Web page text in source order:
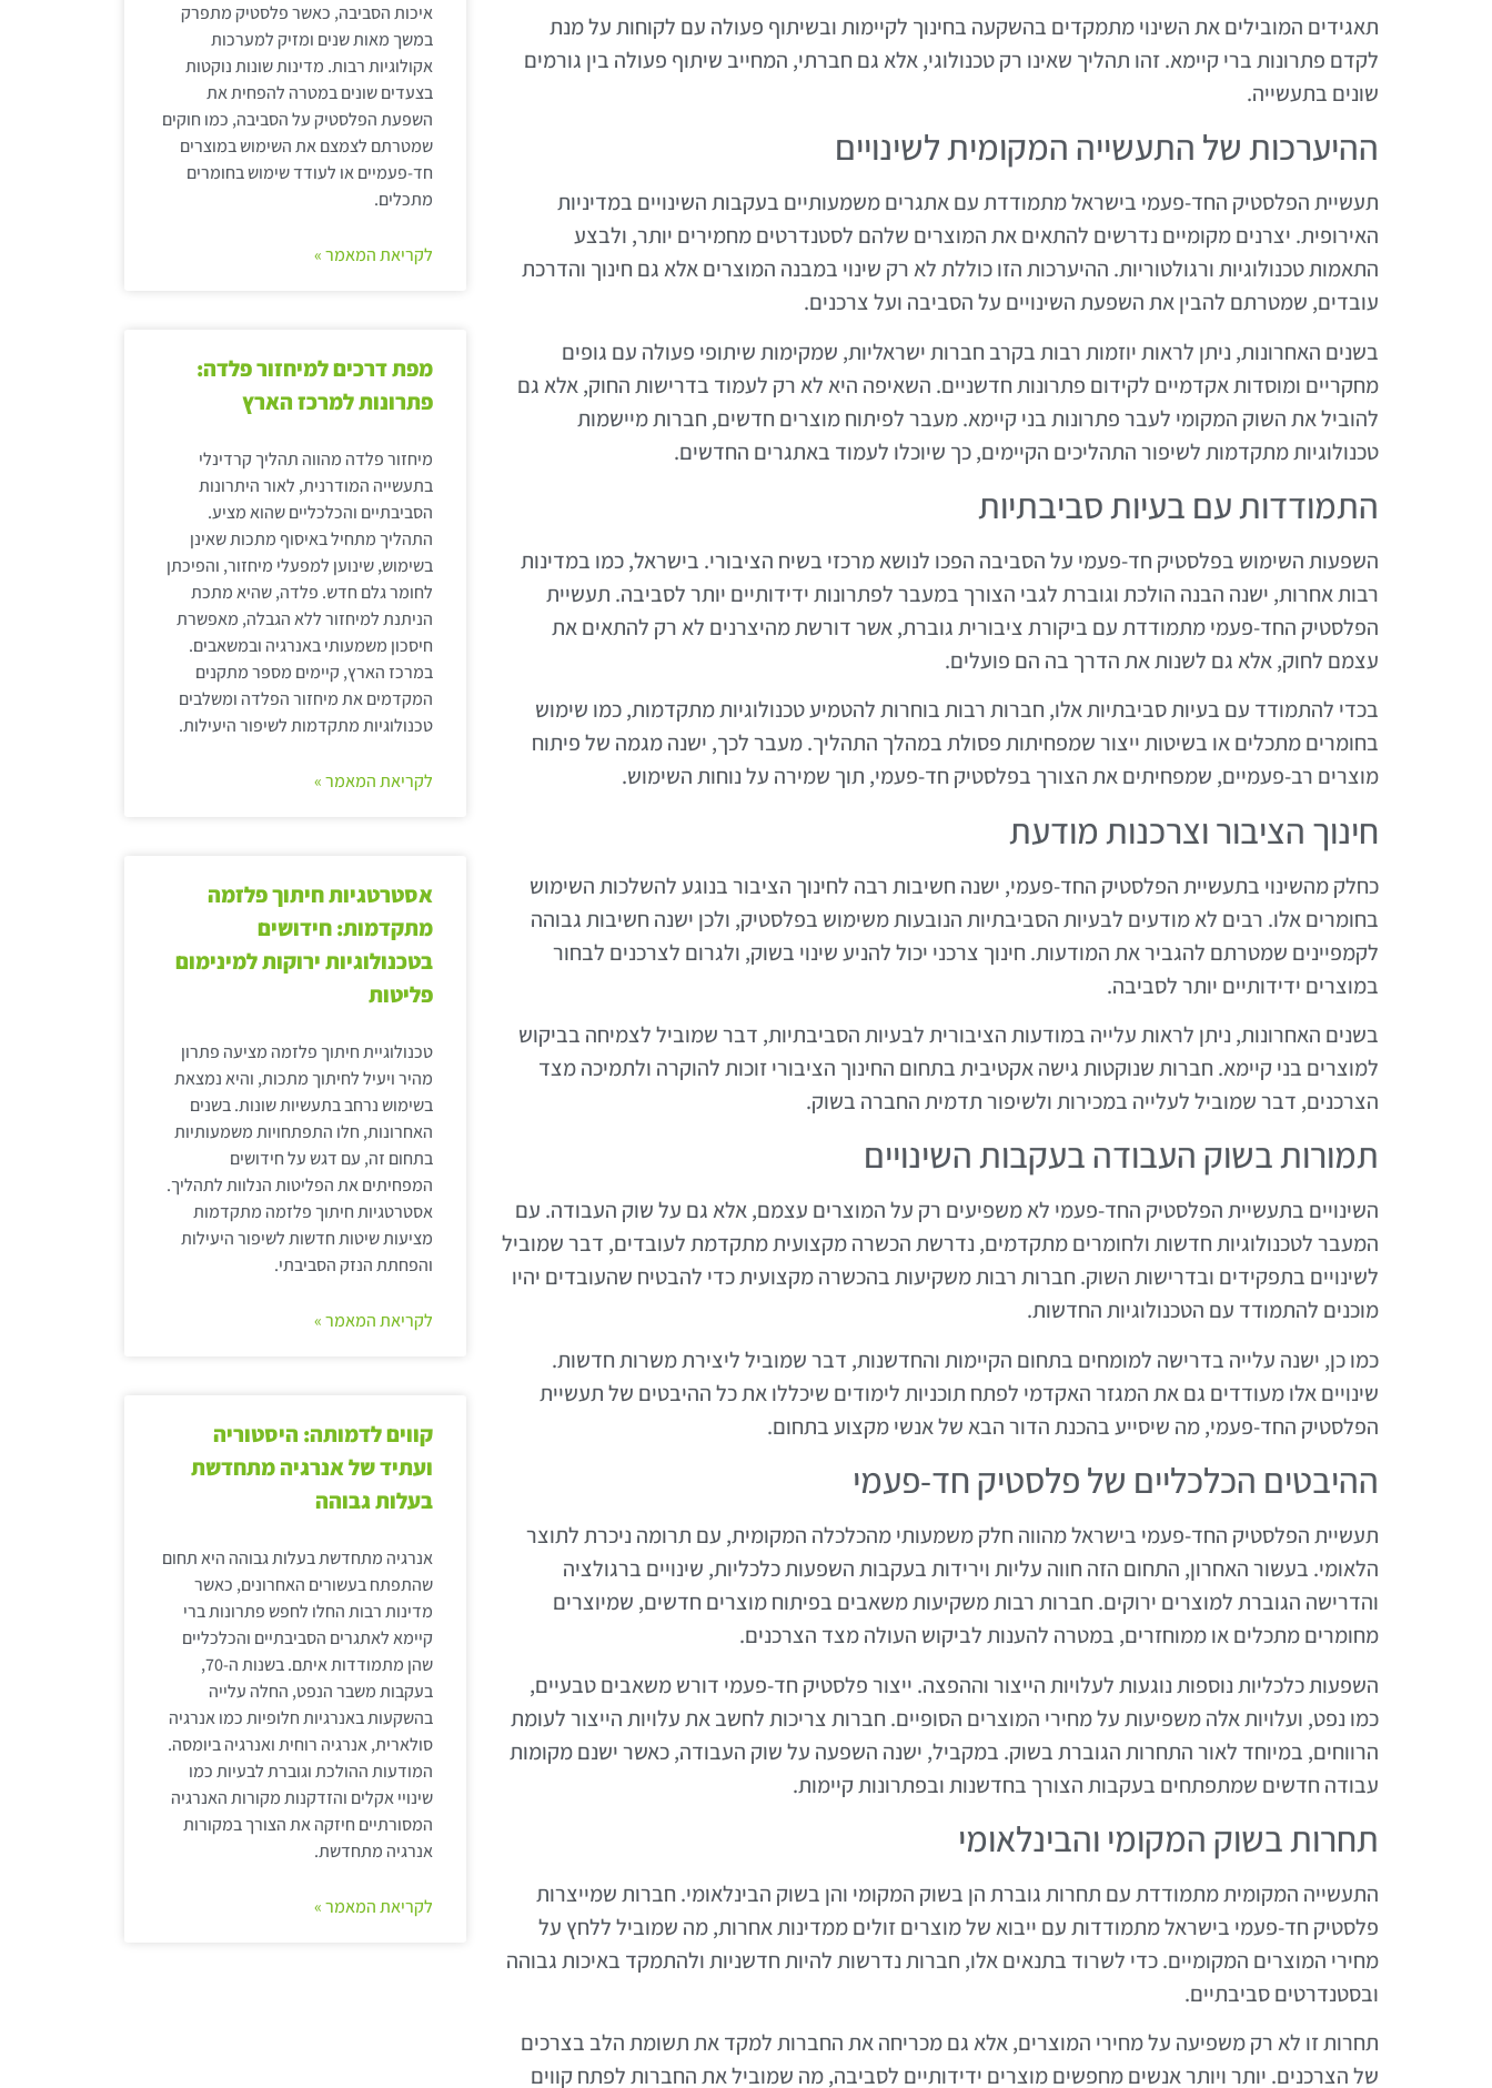
תאגידים המובילים את השינוי מתמקדים בהשקעה בחינוך לקיימות ובשיתוף פעולה עם לקוחות על מנת
לקדם פתרונות ברי קיימא. זהו תהליך שאינו רק טכנולוגי, אלא גם חברתי, המחייב שיתוף פעולה בין גורמים
שונים בתעשייה.
ההיערכות של התעשייה המקומית לשינויים
תעשיית הפלסטיק החד-פעמי בישראל מתמודדת עם אתגרים משמעותיים בעקבות השינויים במדיניות
האירופית. יצרנים מקומיים נדרשים להתאים את המוצרים שלהם לסטנדרטים מחמירים יותר, ולבצע
התאמות טכנולוגיות ורגולטוריות. ההיערכות הזו כוללת לא רק שינוי במבנה המוצרים אלא גם חינוך והדרכת
עובדים, שמטרתם להבין את השפעת השינויים על הסביבה ועל צרכנים.
בשנים האחרונות, ניתן לראות יוזמות רבות בקרב חברות ישראליות, שמקימות שיתופי פעולה עם גופים
מחקריים ומוסדות אקדמיים לקידום פתרונות חדשניים. השאיפה היא לא רק לעמוד בדרישות החוק, אלא גם
להוביל את השוק המקומי לעבר פתרונות בני קיימא. מעבר לפיתוח מוצרים חדשים, חברות מיישמות
טכנולוגיות מתקדמות לשיפור התהליכים הקיימים, כך שיוכלו לעמוד באתגרים החדשים.
התמודדות עם בעיות סביבתיות
השפעות השימוש בפלסטיק חד-פעמי על הסביבה הפכו לנושא מרכזי בשיח הציבורי. בישראל, כמו במדינות
רבות אחרות, ישנה הבנה הולכת וגוברת לגבי הצורך במעבר לפתרונות ידידותיים יותר לסביבה. תעשיית
הפלסטיק החד-פעמי מתמודדת עם ביקורת ציבורית גוברת, אשר דורשת מהיצרנים לא רק להתאים את
עצמם לחוק, אלא גם לשנות את הדרך בה הם פועלים.
בכדי להתמודד עם בעיות סביבתיות אלו, חברות רבות בוחרות להטמיע טכנולוגיות מתקדמות, כמו שימוש
בחומרים מתכלים או בשיטות ייצור שמפחיתות פסולת במהלך התהליך. מעבר לכך, ישנה מגמה של פיתוח
מוצרים רב-פעמיים, שמפחיתים את הצורך בפלסטיק חד-פעמי, תוך שמירה על נוחות השימוש.
חינוך הציבור וצרכנות מודעת
כחלק מהשינוי בתעשיית הפלסטיק החד-פעמי, ישנה חשיבות רבה לחינוך הציבור בנוגע להשלכות השימוש
בחומרים אלו. רבים לא מודעים לבעיות הסביבתיות הנובעות משימוש בפלסטיק, ולכן ישנה חשיבות גבוהה
לקמפיינים שמטרתם להגביר את המודעות. חינוך צרכני יכול להניע שינוי בשוק, ולגרום לצרכנים לבחור
במוצרים ידידותיים יותר לסביבה.
בשנים האחרונות, ניתן לראות עלייה במודעות הציבורית לבעיות הסביבתיות, דבר שמוביל לצמיחה בביקוש
למוצרים בני קיימא. חברות שנוקטות גישה אקטיבית בתחום החינוך הציבורי זוכות להוקרה ולתמיכה מצד
הצרכנים, דבר שמוביל לעלייה במכירות ולשיפור תדמית החברה בשוק.
תמורות בשוק העבודה בעקבות השינויים
השינויים בתעשיית הפלסטיק החד-פעמי לא משפיעים רק על המוצרים עצמם, אלא גם על שוק העבודה. עם
המעבר לטכנולוגיות חדשות ולחומרים מתקדמים, נדרשת הכשרה מקצועית מתקדמת לעובדים, דבר שמוביל
לשינויים בתפקידים ובדרישות השוק. חברות רבות משקיעות בהכשרה מקצועית כדי להבטיח שהעובדים יהיו
מוכנים להתמודד עם הטכנולוגיות החדשות.
כמו כן, ישנה עלייה בדרישה למומחים בתחום הקיימות והחדשנות, דבר שמוביל ליצירת משרות חדשות.
שינויים אלו מעודדים גם את המגזר האקדמי לפתח תוכניות לימודים שיכללו את כל ההיבטים של תעשיית
הפלסטיק החד-פעמי, מה שיסייע בהכנת הדור הבא של אנשי מקצוע בתחום.
ההיבטים הכלכליים של פלסטיק חד-פעמי
תעשיית הפלסטיק החד-פעמי בישראל מהווה חלק משמעותי מהכלכלה המקומית, עם תרומה ניכרת לתוצר
הלאומי. בעשור האחרון, התחום הזה חווה עליות וירידות בעקבות השפעות כלכליות, שינויים ברגולציה
והדרישה הגוברת למוצרים ירוקים. חברות רבות משקיעות משאבים בפיתוח מוצרים חדשים, שמיוצרים
מחומרים מתכלים או ממוחזרים, במטרה להענות לביקוש העולה מצד הצרכנים.
השפעות כלכליות נוספות נוגעות לעלויות הייצור וההפצה. ייצור פלסטיק חד-פעמי דורש משאבים טבעיים,
כמו נפט, ועלויות אלה משפיעות על מחירי המוצרים הסופיים. חברות צריכות לחשב את עלויות הייצור לעומת
הרווחים, במיוחד לאור התחרות הגוברת בשוק. במקביל, ישנה השפעה על שוק העבודה, כאשר ישנם מקומות
עבודה חדשים שמתפתחים בעקבות הצורך בחדשנות ובפתרונות קיימות.
תחרות בשוק המקומי והבינלאומי
התעשייה המקומית מתמודדת עם תחרות גוברת הן בשוק המקומי והן בשוק הבינלאומי. חברות שמייצרות
פלסטיק חד-פעמי בישראל מתמודדות עם ייבוא של מוצרים זולים ממדינות אחרות, מה שמוביל ללחץ על
מחירי המוצרים המקומיים. כדי לשרוד בתנאים אלו, חברות נדרשות להיות חדשניות ולהתמקד באיכות גבוהה
ובסטנדרטים סביבתיים.
תחרות זו לא רק משפיעה על מחירי המוצרים, אלא גם מכריחה את החברות למקד את תשומת הלב בצרכים
של הצרכנים. יותר ויותר אנשים מחפשים מוצרים ידידותיים לסביבה, מה שמוביל את החברות לפתח קווים
איכות הסביבה, כאשר פלסטיק מתפרק
במשך מאות שנים ומזיק למערכות
אקולוגיות רבות. מדינות שונות נוקטות
בצעדים שונים במטרה להפחית את
השפעת הפלסטיק על הסביבה, כמו חוקים
שמטרתם לצמצם את השימוש במוצרים
חד-פעמיים או לעודד שימוש בחומרים
מתכלים.
לקריאת המאמר »
מפת דרכים למיחזור פלדה:
פתרונות למרכז הארץ
מיחזור פלדה מהווה תהליך קרדינלי
בתעשייה המודרנית, לאור היתרונות
הסביבתיים והכלכליים שהוא מציע.
התהליך מתחיל באיסוף מתכות שאינן
בשימוש, שינוען למפעלי מיחזור, והפיכתן
לחומר גלם חדש. פלדה, שהיא מתכת
הניתנת למיחזור ללא הגבלה, מאפשרת
חיסכון משמעותי באנרגיה ובמשאבים.
במרכז הארץ, קיימים מספר מתקנים
המקדמים את מיחזור הפלדה ומשלבים
טכנולוגיות מתקדמות לשיפור היעילות.
לקריאת המאמר »
אסטרטגיות חיתוך פלזמה
מתקדמות: חידושים
בטכנולוגיות ירוקות למינימום
פליטות
טכנולוגיית חיתוך פלזמה מציעה פתרון
מהיר ויעיל לחיתוך מתכות, והיא נמצאת
בשימוש נרחב בתעשיות שונות. בשנים
האחרונות, חלו התפתחויות משמעותיות
בתחום זה, עם דגש על חידושים
המפחיתים את הפליטות הנלוות לתהליך.
אסטרטגיות חיתוך פלזמה מתקדמות
מציעות שיטות חדשות לשיפור היעילות
והפחתת הנזק הסביבתי.
לקריאת המאמר »
קווים לדמותה: היסטוריה
ועתיד של אנרגיה מתחדשת
בעלות גבוהה
אנרגיה מתחדשת בעלות גבוהה היא תחום
שהתפתח בעשורים האחרונים, כאשר
מדינות רבות החלו לחפש פתרונות ברי
קיימא לאתגרים הסביבתיים והכלכליים
שהן מתמודדות איתם. בשנות ה-70,
בעקבות משבר הנפט, החלה עלייה
בהשקעות באנרגיות חלופיות כמו אנרגיה
סולארית, אנרגיה רוחית ואנרגיה ביומסה.
המודעות ההולכת וגוברת לבעיות כמו
שינויי אקלים והזדקנות מקורות האנרגיה
המסורתיים חיזקה את הצורך במקורות
אנרגיה מתחדשת.
לקריאת המאמר »